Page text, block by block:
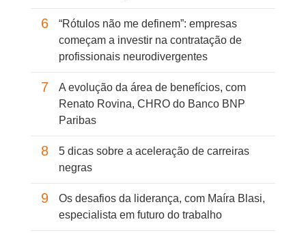
6
“Rótulos não me definem”: empresas
começam a investir na contratação de
profissionais neurodivergentes
7
A evolução da área de benefícios, com
Renato Rovina, CHRO do Banco BNP
Paribas
8
5 dicas sobre a aceleração de carreiras
negras
9
Os desafios da liderança, com Maíra Blasi,
especialista em futuro do trabalho